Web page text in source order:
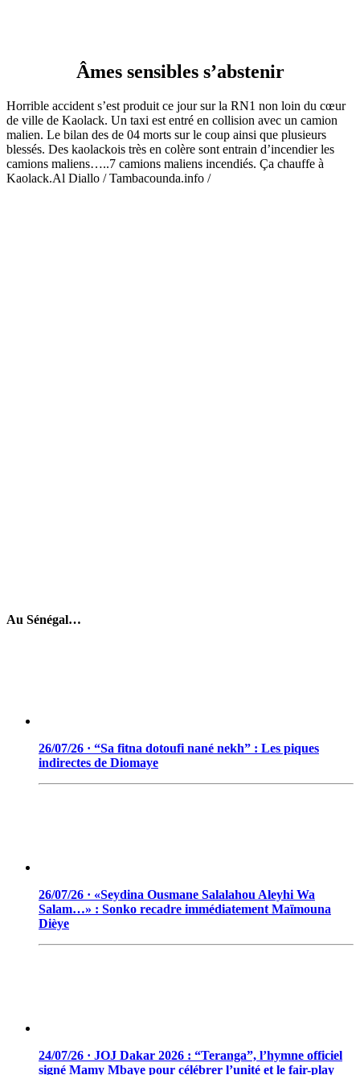
Âmes sensibles s’abstenir
Horrible accident s’est produit ce jour sur la RN1 non loin du cœur
de ville de Kaolack. Un taxi est entré en collision avec un camion
malien. Le bilan des de 04 morts sur le coup ainsi que plusieurs
blessés. Des kaolackois très en colère sont entrain d’incendier les
camions maliens…..7 camions maliens incendiés. Ça chauffe à
Kaolack.Al Diallo / Tambacounda.info /
Au Sénégal…
26/07/26 · “Sa fitna dotoufi nané nekh” : Les piques
indirectes de Diomaye
26/07/26 · «Seydina Ousmane Salalahou Aleyhi Wa
Salam…» : Sonko recadre immédiatement Maïmouna
Dièye
24/07/26 · JOJ Dakar 2026 : “Teranga”, l’hymne officiel
signé Mamy Mbaye pour célébrer l’unité et le fair-play